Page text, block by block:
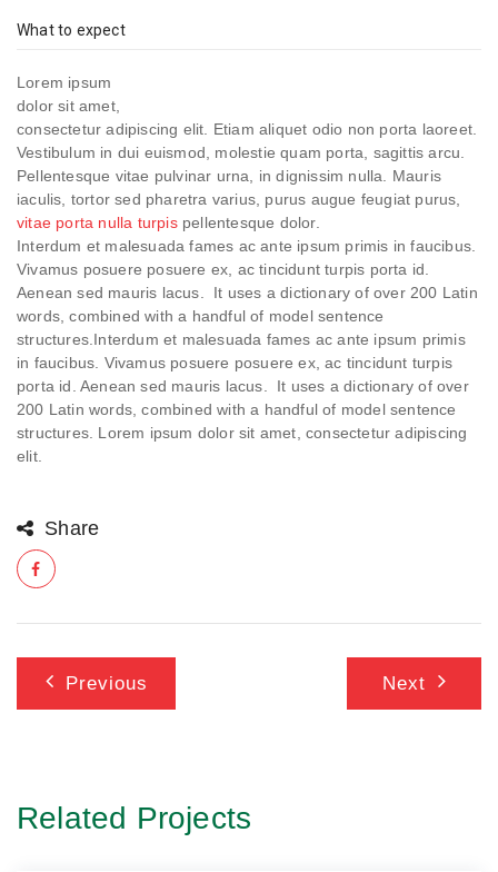
What to expect
Lorem ipsum
dolor sit amet,
consectetur adipiscing elit. Etiam aliquet odio non porta laoreet.
Vestibulum in dui euismod, molestie quam porta, sagittis arcu.
Pellentesque vitae pulvinar urna, in dignissim nulla. Mauris
iaculis, tortor sed pharetra varius, purus augue feugiat purus,
vitae porta nulla turpispellentesque dolor.
Interdum et malesuada fames ac ante ipsum primis in faucibus.
Vivamus posuere posuere ex, ac tincidunt turpis porta id.
Aenean sed mauris lacus. It uses a dictionary of over 200 Latin
words, combined with a handful of model sentence
structures.Interdum et malesuada fames ac ante ipsum primis
in faucibus. Vivamus posuere posuere ex, ac tincidunt turpis
porta id. Aenean sed mauris lacus. It uses a dictionary of over
200 Latin words, combined with a handful of model sentence
structures. Lorem ipsum dolor sit amet, consectetur adipiscing
elit.
Share
NavegaciónPrevious Next
Related Projects